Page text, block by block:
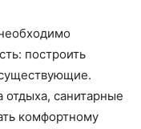
построить
санитарные
комфортному